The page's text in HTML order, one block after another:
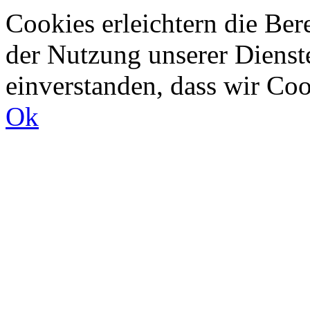
Cookies erleichtern die
der Nutzung unserer
einverstanden, dass wir
Ok